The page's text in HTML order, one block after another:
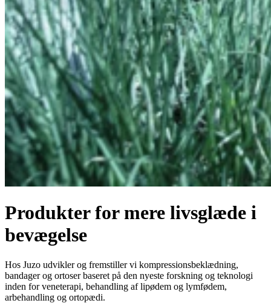
Produkter for mere livsglæde i
bevægelse
Hos Juzo udvikler og fremstiller vi kompressionsbeklædning,
bandager og ortoser baseret på den nyeste forskning og teknologi
inden for veneterapi, behandling af lipødem og lymfødem,
arbehandling og ortopædi.